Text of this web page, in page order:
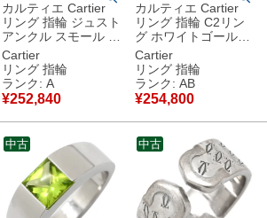
カルティエ Cartier
リング 指輪 ジュスト
アンクル スモール ピ
ンクゴールド
#59(JP19) 750
JUSTE UN CLOU 釘
モチーフ 19号
B4225800 【保証
書】 【中古】中古美
品
Cartier
リング 指輪
ランク: A
¥252,840
カルティエ Cartier
リング 指輪 C2リン
グ ホワイトゴールド
#51(JP11) Cドゥ 2C
750WG 18K 18金 10
号 【中古】中古品
Cartier
リング 指輪
ランク: AB
¥254,800
中古 中古